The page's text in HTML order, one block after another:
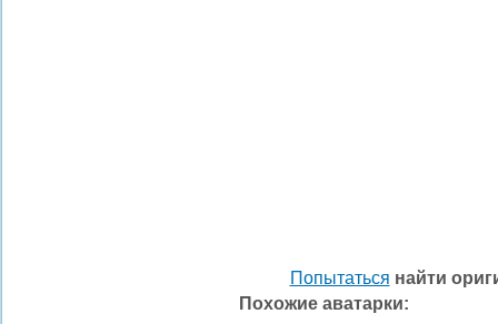
Попытаться найти
Похожие аватарки: